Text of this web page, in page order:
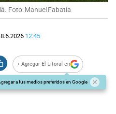
Foto: Manuel Fabatía
12:45
+ Agregar El Litoral en
a tus medios preferidos en Google